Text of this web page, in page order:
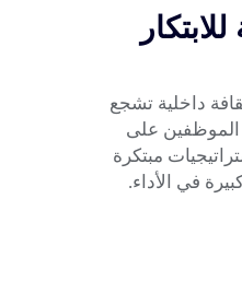
داخلية تشجع
الموظفين على
مبتكرة
في الأداء.